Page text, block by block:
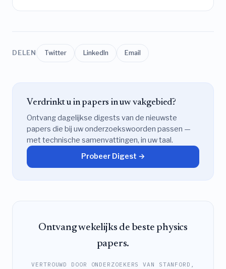
DELEN Twitter LinkedIn Email
Verdrinkt u in papers in uw vakgebied?
Ontvang dagelijkse digests van de nieuwste
papers die bij uw onderzoekswoorden passen —
met technische samenvattingen, in uw taal.
Probeer Digest →
Ontvang wekelijks de beste physics
papers.
VERTROUWD DOOR ONDERZOEKERS VAN STANFORD,